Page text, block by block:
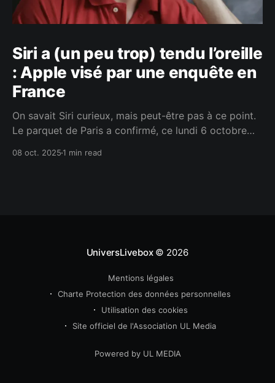
Siri a (un peu trop) tendu l’oreille
: Apple visé par une enquête en
France
On savait Siri curieux, mais peut-être pas à ce point.
Le parquet de Paris a confirmé, ce lundi 6 octobre
08 oct. 20251 min read
UniversLivebox© 2026
Mentions légales
Charte Protection des données personnelles
Utilisation des cookies
Site officiel de l'Association UL Media
Powered by UL MEDIA